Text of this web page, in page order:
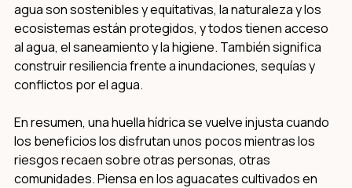
agua son sostenibles y equitativas, la naturaleza y los
ecosistemas están protegidos, y todos tienen acceso
al agua, el saneamiento y la higiene. También significa
construir resiliencia frente a inundaciones, sequías y
conflictos por el agua.
En resumen, una huella hídrica se vuelve injusta cuando
los beneficios los disfrutan unos pocos mientras los
riesgos recaen sobre otras personas, otras
comunidades. Piensa en los aguacates cultivados en